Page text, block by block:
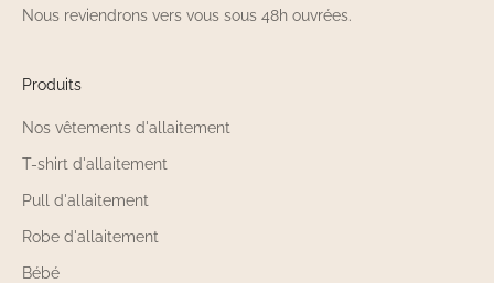
Nous reviendrons vers vous sous 48h ouvrées.
Produits
Nos vêtements d'allaitement
T-shirt d'allaitement
Pull d'allaitement
Robe d'allaitement
Bébé